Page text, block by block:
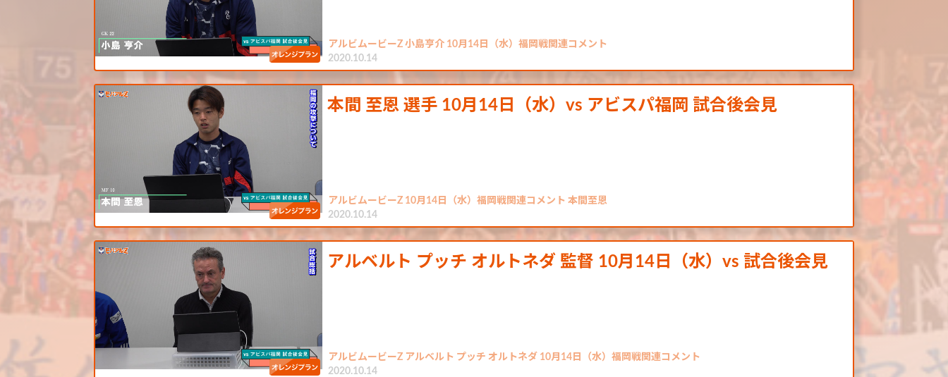
アルビムービーZ 小島亨介 10月14日（水）福岡戦関連コメント
2020.10.14
本間 至恩 選手 10月14日（水）vs アビスパ福岡 試合後会見
アルビムービーZ 10月14日（水）福岡戦関連コメント 本間至恩
2020.10.14
アルベルト プッチ オルトネダ 監督 10月14日（水）vs 試合後会見
アルビムービーZ アルベルト プッチ オルトネダ 10月14日（水）福岡戦関連コメント
2020.10.14